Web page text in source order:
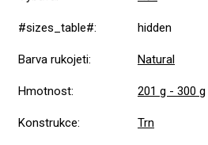
#sizes_table#: hidden
Barva rukojeti: Natural
Hmotnost: 201 g - 300 g
Konstrukce: Trn